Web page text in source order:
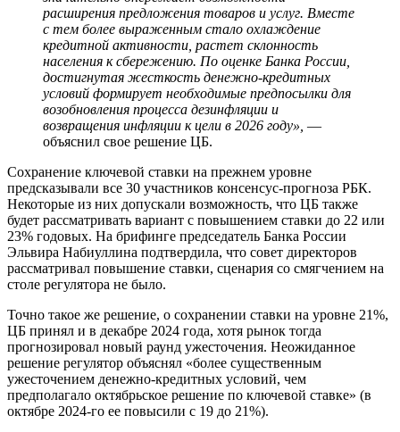
расширения предложения товаров и услуг. Вместе
с тем более выраженным стало охлаждение
кредитной активности, растет склонность
населения к сбережению. По оценке Банка России,
достигнутая жесткость денежно-кредитных
условий формирует необходимые предпосылки для
возобновления процесса дезинфляции и
возвращения инфляции к цели в 2026 году», —
объяснил свое решение ЦБ.
Сохранение ключевой ставки на прежнем уровне
предсказывали все 30 участников консенсус-прогноза РБК.
Некоторые из них допускали возможность, что ЦБ также
будет рассматривать вариант с повышением ставки до 22 или
23% годовых. На брифинге председатель Банка России
Эльвира Набиуллина подтвердила, что совет директоров
рассматривал повышение ставки, сценария со смягчением на
столе регулятора не было.
Точно такое же решение, о сохранении ставки на уровне 21%,
ЦБ принял и в декабре 2024 года, хотя рынок тогда
прогнозировал новый раунд ужесточения. Неожиданное
решение регулятор объяснял «более существенным
ужесточением денежно-кредитных условий, чем
предполагало октябрьское решение по ключевой ставке» (в
октябре 2024-го ее повысили с 19 до 21%).